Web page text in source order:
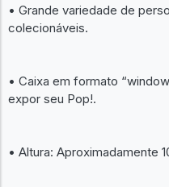
• Grande variedade de
colecionáveis.
• Caixa em formato
expor seu Pop!.
• Altura: Aproximadamente